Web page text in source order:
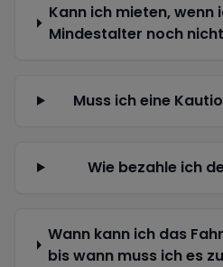
Kann ich mieten, wenn
Mindestalter noch
Muss ich eine
Wie bezahle ich
Wann kann ich das
bis wann muss ich es